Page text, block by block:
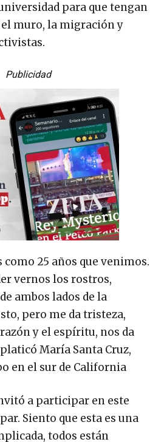
para que tengan
muro, la migración y
Publicidad
como 25 años que venimos.
vernos los rostros,
ambos lados de la
pero me da tristeza,
y el espíritu, nos da
María Santa Cruz,
en el sur de California
a participar en este
Siento que esta es una
todos están